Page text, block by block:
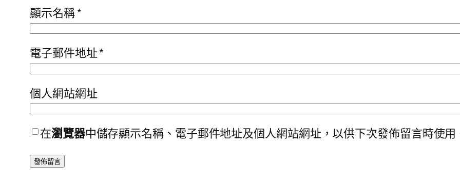
顯示名稱*
電子郵件地址*
個人網站網址
在瀏覽器中儲存顯示名稱、電子郵件地址及個人網站網址，以供下次發佈留言時使用